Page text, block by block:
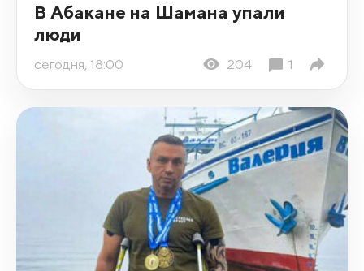
В Абакане на Шамана упали
люди
сегодня, 18:00 204 1